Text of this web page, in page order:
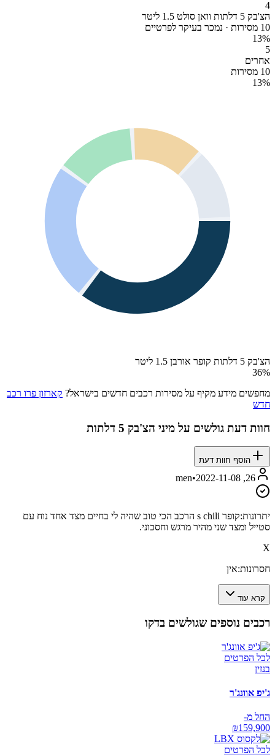
4
הצ'בק 5 דלתות וואן סולט 1.5 ליטר
10 מסירות · נמכר בעיקר לפרטיים
13%
5
אחרים
10 מסירות
13%
הצ'בק 5 דלתות קופר אורבן 1.5 ליטר
36%
מחפשים מידע מקיף על מסירות רכבים חדשים בישראל? קארזון פרו רכב
חדש
חוות דעת גולשים עלמיני הצ'בק 5 דלתות
הוסף חוות דעת
26, men
•2022-11-08
יתרונות:
קופר s chili הרכב הכי טוב שהיה לי בחיים מצד אחד נוח עם
סטייל ומצד שני מהיר מרגש וחסכוני.
X
חסרונות:אין
קרא עוד
רכבים נוספים שגולשים בדקו
לכל הפרטים
בנזין
ג'יפ אוונג'ר
החל מ-
₪159,900
לכל הפרטים